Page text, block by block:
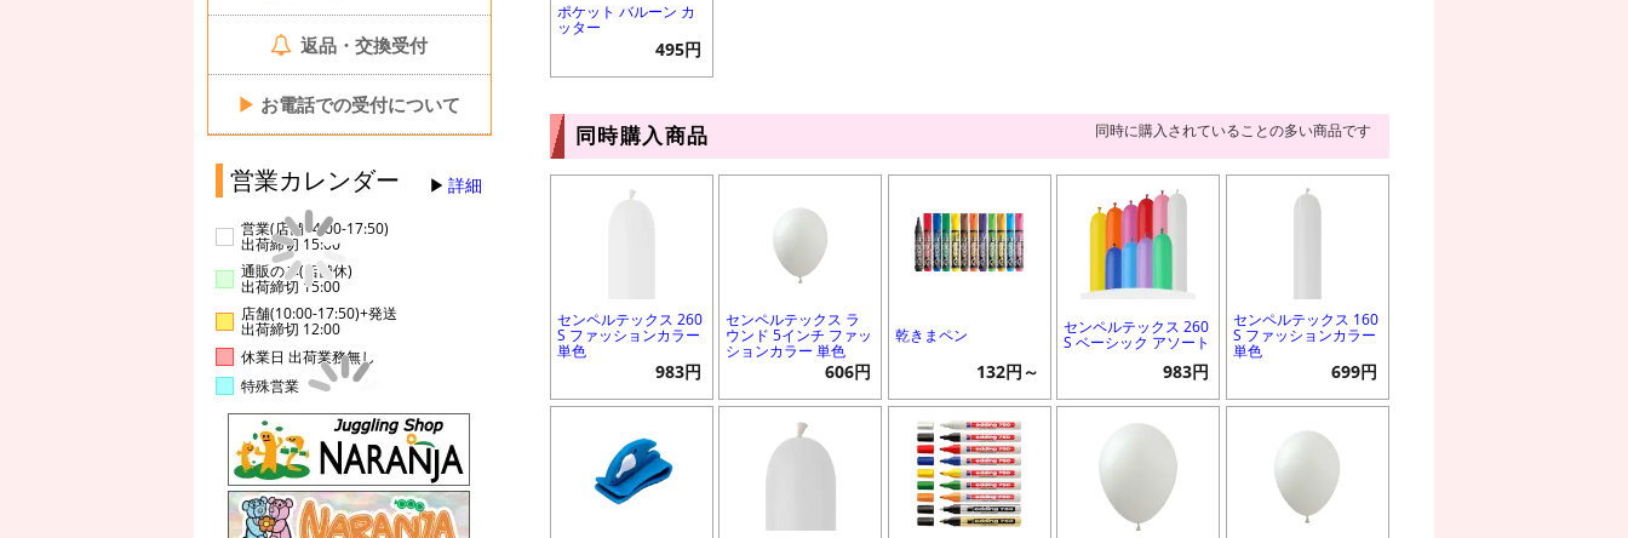
返品・交換受付
▶ お電話での受付について
営業カレンダー 詳細
営業(店舗14:00-17:50)
出荷締切 15:00
通販のみ(店舗休)
出荷締切 15:00
店舗(10:00-17:50)+発送
出荷締切 12:00
休業日 出荷業務無し
特殊営業
ポケット バルーン カ
ッター
495円
同時購入商品 同時に購入されていることの多い商品です
センペルテックス 260
S ファッションカラー
単色
983円
センペルテックス ラ
ウンド 5インチ ファッ
ションカラー 単色
606円
乾きまペン
132円～
センペルテックス 260
S ベーシック アソート
983円
センペルテックス 160
S ファッションカラー
単色
699円